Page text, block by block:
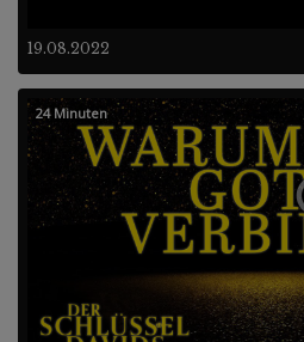
19.08.2022
24 Minuten